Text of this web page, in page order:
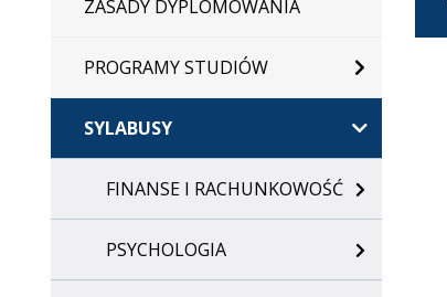
ZASADY DYPLOMOWANIA
PROGRAMY STUDIÓW
SYLABUSY
FINANSE I RACHUNKOWOŚĆ
PSYCHOLOGIA